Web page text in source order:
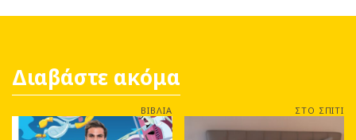
Διαβάστε ακόμα
ΒΙΒΛΙΑ ΣΤΟ ΣΠΙΤΙ